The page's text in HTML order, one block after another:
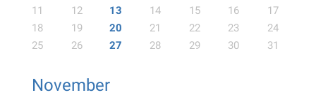
11
12 13 14 15 16
17
18
19 20 21 22 23
24
25
26 27 28 29 30 31
November